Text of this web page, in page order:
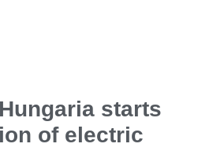
starts
of electric